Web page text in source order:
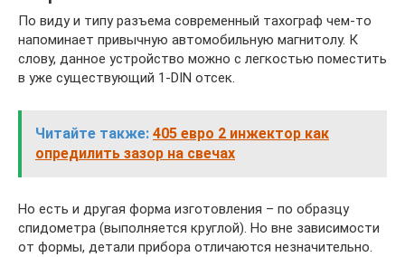
По виду и типу разъема современный тахограф чем-то
напоминает привычную автомобильную магнитолу. К
слову, данное устройство можно с легкостью поместить
в уже существующий 1-DIN отсек.
Читайте также: 405 евро 2 инжектор как
опредилить зазор на свечах
Но есть и другая форма изготовления – по образцу
спидометра (выполняется круглой). Но вне зависимости
от формы, детали прибора отличаются незначительно.